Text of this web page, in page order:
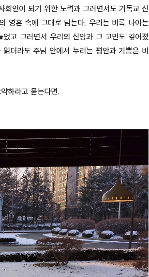
인이 되기 위한 노력과 그러면서도 기독교 신
영혼 속에 그대로 남는다. 우리는 비록 나이는
고 그러면서 우리의 신앙과 그 고민도 깊어졌
더라도 주님 안에서 누리는 평안과 기쁨은 비
하라고 묻는다면.